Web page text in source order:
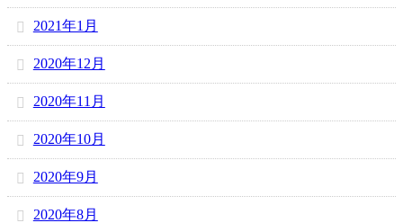
2021年1月
2020年12月
2020年11月
2020年10月
2020年9月
2020年8月